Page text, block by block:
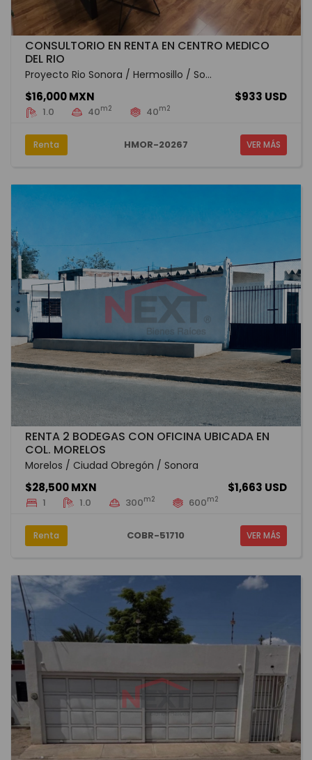
CONSULTORIO EN RENTA EN CENTRO MEDICO
DEL RIO
Proyecto Rio Sonora / Hermosillo / So...
$16,000 MXN $933 USD
1.0 40m2 40m2
Renta HMOR-20267 VER MÁS
RENTA 2 BODEGAS CON OFICINA UBICADA EN
COL. MORELOS
Morelos / Ciudad Obregón / Sonora
$28,500 MXN $1,663 USD
1 1.0 300m2 600m2
Renta COBR-51710 VER MÁS